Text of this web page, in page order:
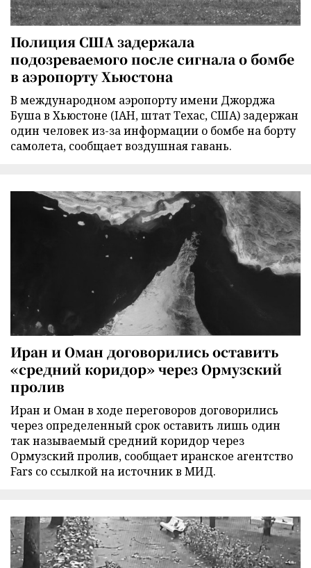
Полиция США задержала
подозреваемого после сигнала о бомбе
в аэропорту Хьюстона
В международном аэропорту имени Джорджа
Буша в Хьюстоне (IAH, штат Техас, США) задержан
один человек из-за информации о бомбе на борту
самолета, сообщает воздушная гавань.
Иран и Оман договорились оставить
«средний коридор» через Ормузский
пролив
Иран и Оман в ходе переговоров договорились
через определенный срок оставить лишь один
так называемый средний коридор через
Ормузский пролив, сообщает иранское агентство
Fars со ссылкой на источник в МИД.